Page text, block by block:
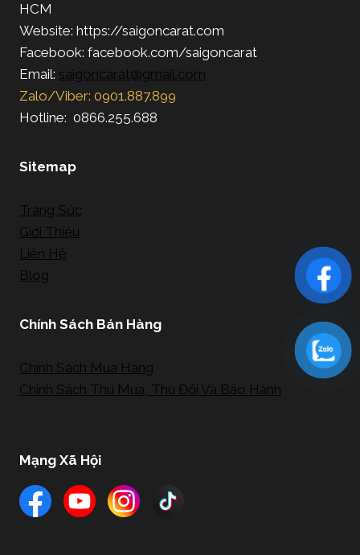
HCM
Website: https://saigoncarat.com
Facebook: facebook.com/saigoncarat
Email: saigoncarat@gmail.com
Zalo/Viber: 0901.887.899
Hotline: 0866.255.688
Sitemap
Trang Sức
Giới Thiệu
Liên Hệ
Blog
Chính Sách Bán Hàng
Chính Sách Mua Hàng
Chính Sách Thu Mua, Thu Đổi Và Bảo Hành
Mạng Xã Hội